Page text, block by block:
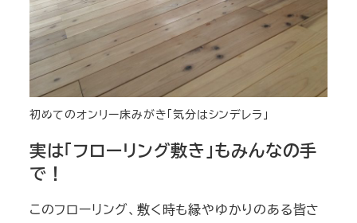
初めてのオンリー床みがき「気分はシンデレラ」
実は「フローリング敷き」もみんなの手
で！
このフローリング、敷く時も縁やゆかりのある皆さ